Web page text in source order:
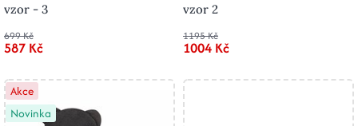
vzor - 3
699 Kč
587 Kč
vzor 2
1195 Kč
1004 Kč
Akce
Novinka